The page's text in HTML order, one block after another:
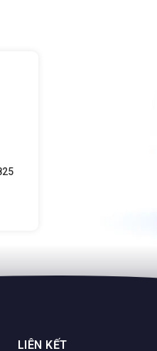
Bộ 2 lưỡi cưa kiếm – 76816
LIÊN KẾT